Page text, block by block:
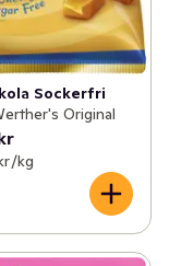
Sockerfri
Original
/kg